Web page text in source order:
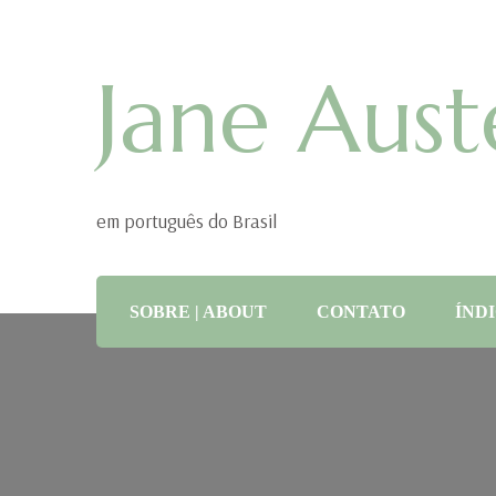
Jane
em português do Brasil
SOBRE | ABOUT CONTATO